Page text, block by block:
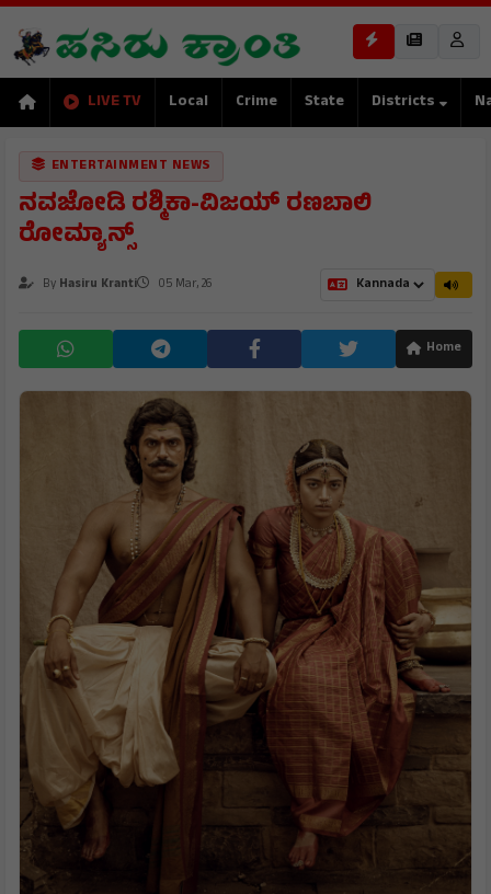
LIVE TV Local Crime State Districts
ENTERTAINMENT NEWS
ನವಜೋಡಿ ರಶ್ಮಿಕಾ-ವಿಜಯ್ ರಣಬಾಲಿ
ರೋಮ್ಯಾನ್ಸ್
By Hasiru Kranti 05 Mar, 26
Home